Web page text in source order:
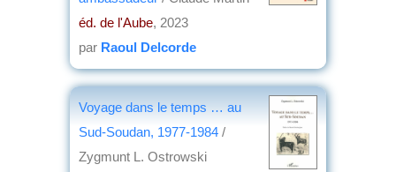
éd. de l'Aube, 2023
par Raoul Delcorde
Voyage dans le temps … au
Sud-Soudan, 1977-1984 /
Zygmunt L. Ostrowski